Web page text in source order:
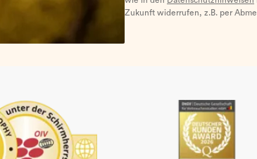
Zukunft widerrufen, z.B. per